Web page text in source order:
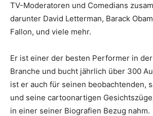
TV-Moderatoren und Comedians
darunter David Letterman, Barack
Fallon, und viele mehr.
Er ist einer der besten Performer in
Branche und bucht jährlich über 300
ist er auch für seinen beobachtenden,
und seine cartoonartigen
in einer seiner Biografien Bezug nahm.